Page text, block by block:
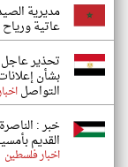
مديرية
عاتية
تحذير
بشأن
التواصل
خبر :
القديم
اخبار فلسطين